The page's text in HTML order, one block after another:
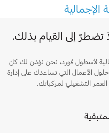
الإجمالية
تضطرّ إلى القيام بذلك.
لأسطول فورد، نحن نؤمّن لك كلّ
الأعمال التي تساعدك على إدارة
العمر التشغيليّ لمركباتك.